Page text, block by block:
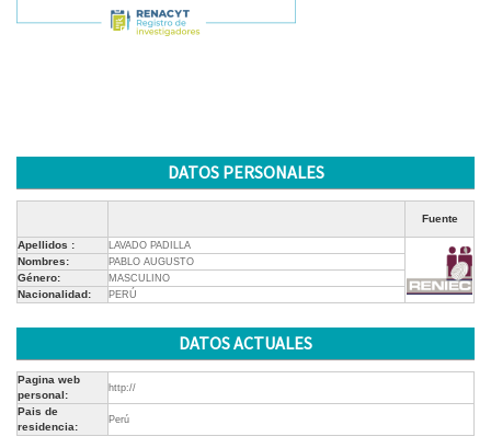
DATOS PERSONALES
Fuente
Apellidos : LAVADO PADILLA
Nombres: PABLO AUGUSTO
Género: MASCULINO
Nacionalidad: PERÚ
DATOS ACTUALES
Pagina web
personal:
http://
Pais de
residencia:
Perú